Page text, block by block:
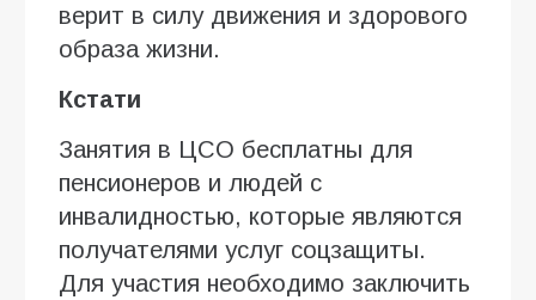
верит в силу движения и здорового
образа жизни.
Кстати
Занятия в ЦСО бесплатны для
пенсионеров и людей с
инвалидностью, которые являются
получателями услуг соцзащиты.
Для участия необходимо заключить